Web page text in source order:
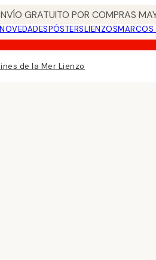
GRATUITO POR COMPRAS
NOVEDADESPÓSTERSLIENZOSMARCOS
de la Mer Lienzo